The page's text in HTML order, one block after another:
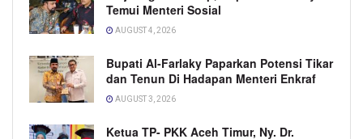
Temui Menteri Sosial
AUGUST 4, 2026
Bupati Al-Farlaky Paparkan Potensi Tikar
dan Tenun Di Hadapan Menteri Enkraf
AUGUST 3, 2026
Ketua TP- PKK Aceh Timur, Ny. Dr.